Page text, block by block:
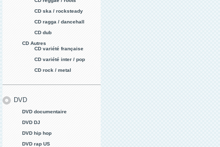
CD ska / rocksteady
CD ragga / dancehall
CD dub
CD Autres
CD variété française
CD variété inter / pop
CD rock / metal
DVD
DVD documentaire
DVD DJ
DVD hip hop
DVD rap US